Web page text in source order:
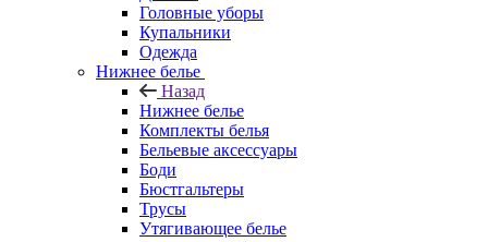
Головные уборы
Купальники
Одежда
Нижнее белье
Назад
Нижнее белье
Комплекты белья
Бельевые аксессуары
Боди
Бюстгальтеры
Трусы
Утягивающее белье